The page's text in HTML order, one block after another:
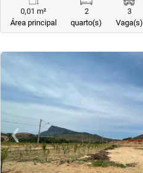
0,01 m²
Área principal
2
quarto(s)
3
Vaga(s)
< <<
‹Previous